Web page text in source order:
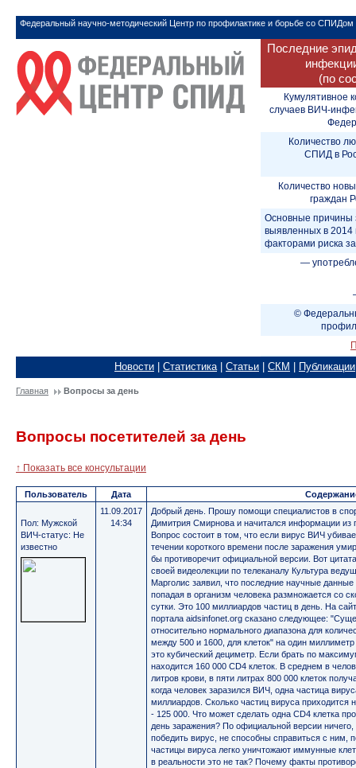
Федеральный научно-методический Центр по профилактике и борьбе со СПИДом
Последние
(по
Кумулятивное
случаев ВИЧ-
Количество
СПИД в
Количество
граждан
Основные причины
выявленных в 2014
факторами риска
—
©
Новости Статистика| Статьи СКМ Публикации
Главная Вопросы за день
Вопросы посетителей за день
↑ Показать все консультации
Пользователь Дата
Пол: Мужской
ВИЧ-статус: Не
известно
11.09.2017
14:34
Добрый день. Прошу помощи специалистов в
Димитрия Смирнова и начитался информации из
Вопрос состоит в том, что если вирус ВИЧ
течении короткого времени после заражения
бы противоречит официальной версии. Вот
своей видеолекции по телеканалу Культура
Марголис заявил, что последние научные
попадая в организм человека размножается со
сутки. Это 100 миллиардов частиц в день. На
портала aidsinfonet.org сказано следующее:
относительно нормального диапазона для
между 500 и 1600, для клеток" на один
это кубический дециметр. Если брать по
находится 160 000 CD4 клеток. В среднем в
литров крови, в пяти литрах 800 000 клеток
когда человек заразился ВИЧ, одна частица
миллиардов. Сколько частиц вируса приходится
- 125 000. Что может сделать одна CD4 клетка
день заражения? По официальной версии
победить вирус, не способны справиться с ним,
частицы вируса легко уничтожают иммунные
в реальности это не так? Почему факты